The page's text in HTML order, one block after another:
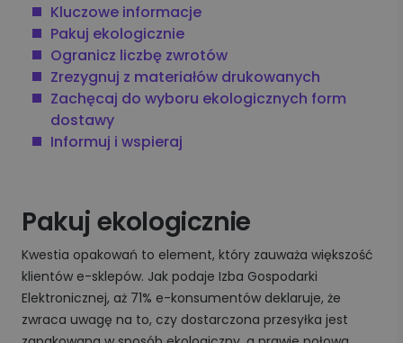
Kluczowe informacje
Pakuj ekologicznie
Ogranicz liczbę zwrotów
Zrezygnuj z materiałów drukowanych
Zachęcaj do wyboru ekologicznych form
dostawy
Informuj i wspieraj
Pakuj ekologicznie
Kwestia opakowań to element, który zauważa większość
klientów e-sklepów. Jak podaje Izba Gospodarki
Elektronicznej, aż 71% e-konsumentów deklaruje, że
zwraca uwagę na to, czy dostarczona przesyłka jest